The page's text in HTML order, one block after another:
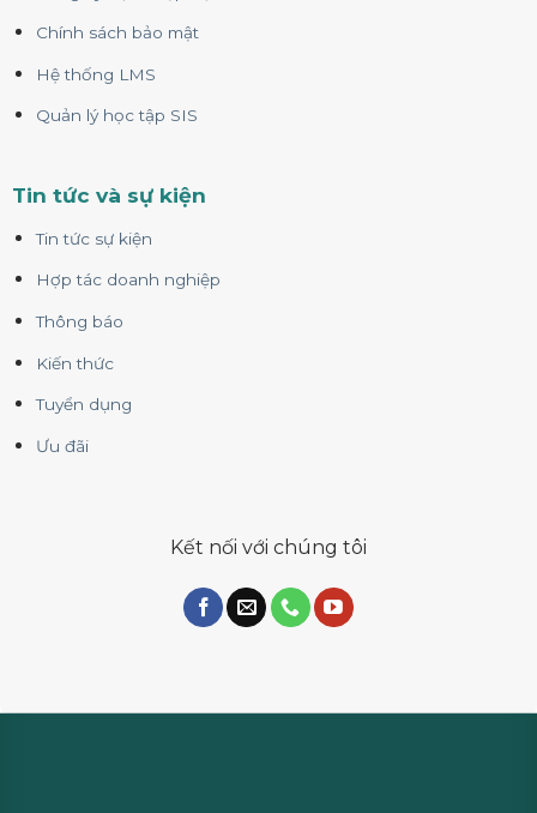
Chính sách bảo mật
Hệ thống LMS
Quản lý học tập SIS
Tin tức và sự kiện
Tin tức sự kiện
Hợp tác doanh nghiệp
Thông báo
Kiến thức
Tuyển dụng
Ưu đãi
Kết nối với chúng tôi